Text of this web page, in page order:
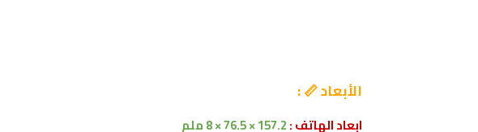
الأبعاد 📏 :
ابعاد الهاتف :157.2 × 76.5 × 8 ملم